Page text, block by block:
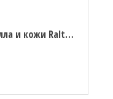
Прикроватная тумбочка из металла и кожи Ralto единый размер черный